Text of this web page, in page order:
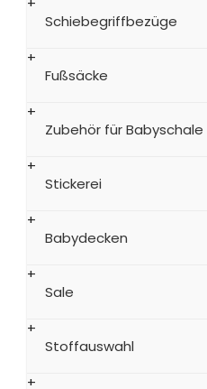
Schiebegriffbezüge
Fußsäcke
Zubehör für Babyschale
Stickerei
Babydecken
Sale
Stoffauswahl